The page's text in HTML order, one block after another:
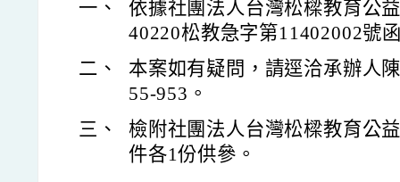
一、
依據社團法人台灣松樑教育公
40220松教急字第11402002號
二、
本案如有疑問，請逕洽承辦人
55-953。
三、
檢附社團法人台灣松樑教育公
件各1份供參。